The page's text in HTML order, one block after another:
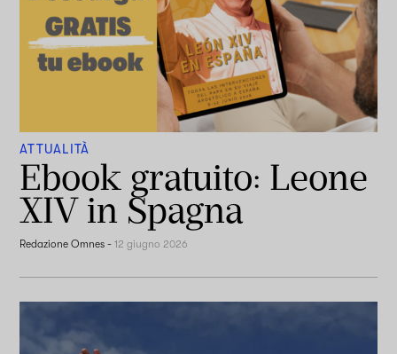
ATTUALITÀ
Ebook gratuito: Leone
XIV in Spagna
Redazione Omnes -12 giugno 2026